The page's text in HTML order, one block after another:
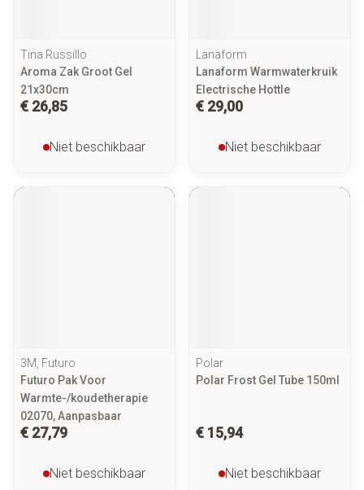
Tina Russillo
Aroma Zak Groot Gel
21x30cm
€ 26,85
Niet beschikbaar
Lanaform
Lanaform Warmwaterkruik
Electrische Hottle
€ 29,00
Niet beschikbaar
3M, Futuro
Futuro Pak Voor
Warmte-/koudetherapie
02070, Aanpasbaar
€ 27,79
Niet beschikbaar
Polar
Polar Frost Gel Tube 150ml
€ 15,94
Niet beschikbaar